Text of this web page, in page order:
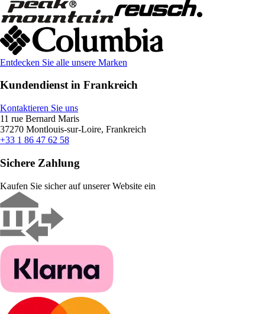
Entdecken Sie alle unsere Marken
Kundendienst in Frankreich
Kontaktieren Sie uns
11 rue Bernard Maris
37270 Montlouis-sur-Loire, Frankreich
+33 1 86 47 62 58
Sichere Zahlung
Kaufen Sie sicher auf unserer Website ein